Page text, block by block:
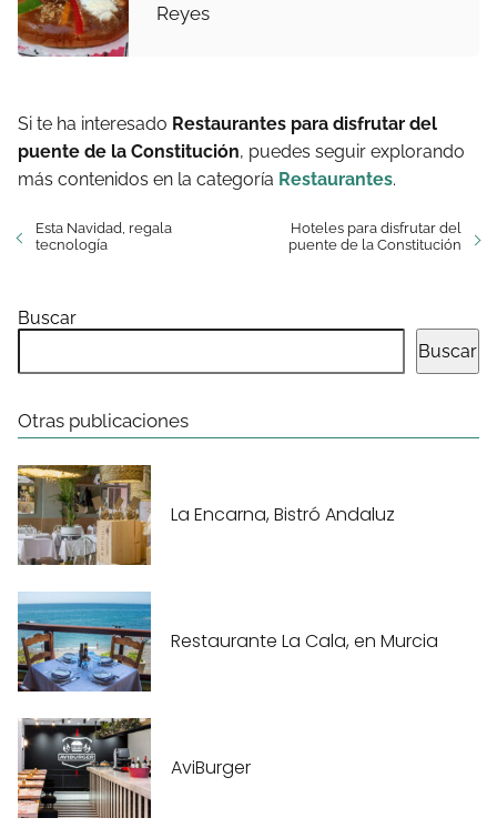
Reyes
Si te ha interesado Restaurantes para disfrutar del
puente de la Constitución, puedes seguir explorando
más contenidos en la categoría Restaurantes.
Esta Navidad, regala
tecnología
Hoteles para disfrutar del
puente de la Constitución
Buscar
Buscar
Otras publicaciones
La Encarna, Bistró Andaluz
Restaurante La Cala, en Murcia
AviBurger